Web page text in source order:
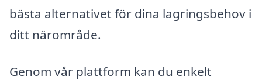
bästa alternativet för dina lagringsbehov i
ditt närområde.
Genom vår plattform kan du enkelt